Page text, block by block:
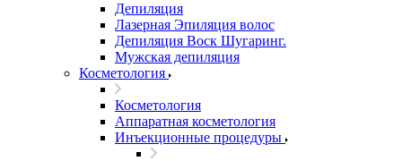
Депиляция
Лазерная Эпиляция волос
Депиляция Воск Шугаринг.
Мужская депиляция
Косметология
Косметология
Аппаратная косметология
Инъекционные процедуры